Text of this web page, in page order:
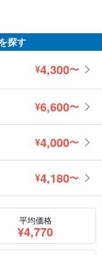
探す
¥4,300 円
〜
¥6,600 円
〜
¥4,000 円
〜
¥4,180 円
〜
平均価格
¥4,770
円